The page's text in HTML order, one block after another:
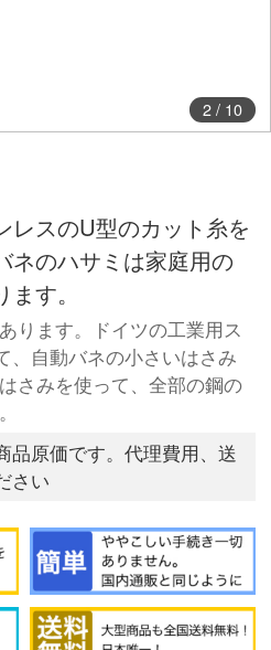
2/ 10
レスのU型のカット糸を
ネのハサミは家庭用の
す。
ります。ドイツの工業用ス
、自動バネの小さいはさみ
さみを使って、全部の鋼の
品原価です。代理費用、送
さい